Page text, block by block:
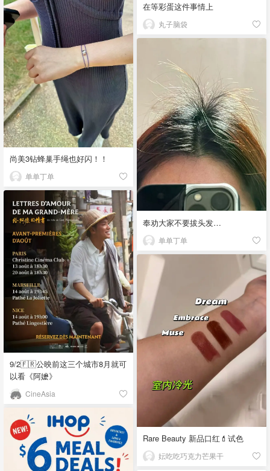
在等彩蛋这件事情上
丸子脑袋
尚美3钻蜂巢手绳也好闪！！
单单丁单
奉劝大家不要拔头发…
单单丁单
9/2🇫🇷公映前这三个城市8月就可
以看《阿嬷》
CineAsia
Rare Beauty 新品口红💄试色
妘吃吃巧克力芒果干